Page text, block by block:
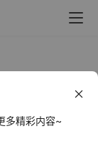
多精彩内容~